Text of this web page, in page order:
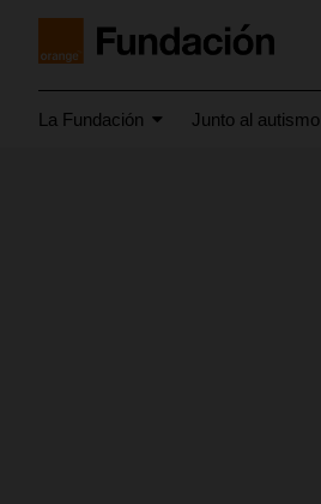
La Fundación Junto al autismo